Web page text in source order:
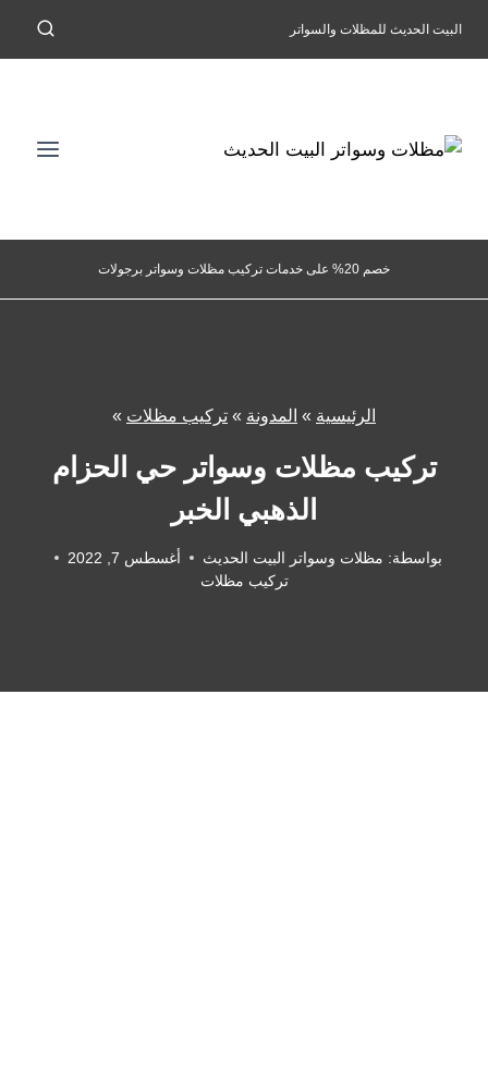
البيت الحديث للمظلات والسواتر
خصم 20% على خدمات تركيب مظلات وسواتر برجولات
الرئيسية » المدونة » تركيب مظلات »
تركيب مظلات وسواتر حي الحزام
الذهبي الخبر
بواسطة: مظلات وسواتر البيت الحديث
أغسطس 7, 2022
تركيب مظلات